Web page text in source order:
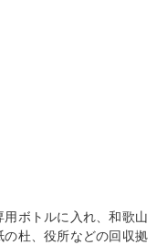
ボトルに入れ、和歌山
杜、役所などの回収拠